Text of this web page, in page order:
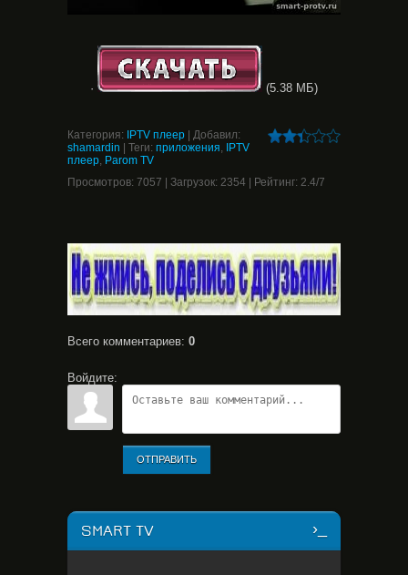
· (5.38 МБ)
Категория: IPTV плеер Добавил:
shamardin
Теги: приложения,
IPTV
плеер, Parom TV
Просмотров: 7057 Загрузок: 2354 Рейтинг: 2.4/7
Всего комментариев: 0
Войдите:
ОТПРАВИТЬ
SMART TV